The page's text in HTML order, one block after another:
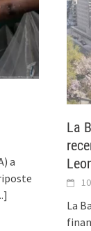
a
La
La